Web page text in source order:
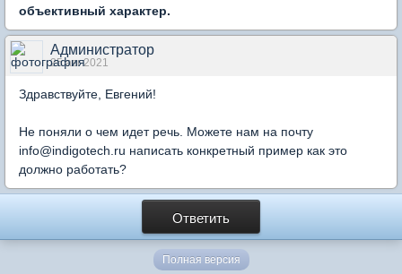
объективный характер.
Администратор
25 авг 2021
Здравствуйте, Евгений!
Не поняли о чем идет речь. Можете нам на почту
info@indigotech.ru написать конкретный пример как это
должно работать?
Ответить
Полная версия